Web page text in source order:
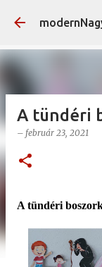
A tündéri
– február 23, 2021
A tündéri